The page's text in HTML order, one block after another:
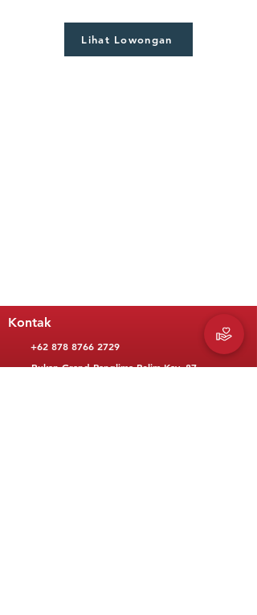
Lihat Lowongan
Kontak
+62 878 8766 2729
Rukan Grand Panglima Polim Kav. 87